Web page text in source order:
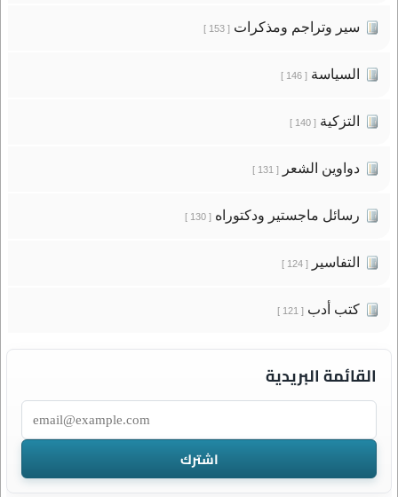
سير وتراجم ومذكرات[ 153 ]
السياسة[ 146 ]
التزكية[ 140 ]
دواوين الشعر[ 131 ]
رسائل ماجستير ودكتوراه[ 130 ]
التفاسير[ 124 ]
كتب أدب[ 121 ]
القائمة البريدية